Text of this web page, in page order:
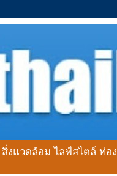
งแวดล้อม ไลฟ์สไตล์ ท่อ